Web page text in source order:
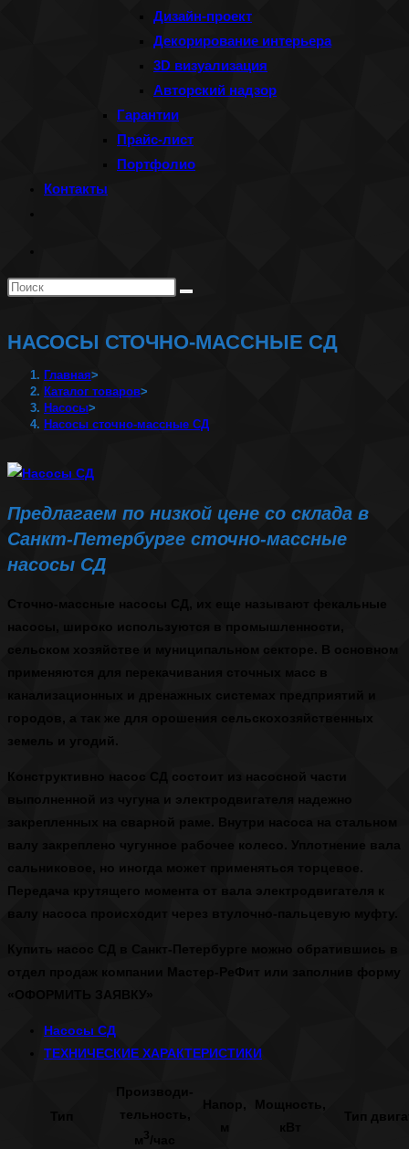
Дизайн-проект
Декорирование интерьера
3D визуализация
Авторский надзор
Гарантии
Прайс-лист
Портфолио
Контакты
веб-
Поиск
НАСОСЫ СТОЧНО-МАССНЫЕ СД
Главная>
Каталог товаров>
Насосы>
Насосы сточно-массные СД
Предлагаем по низкой цене со склада в
Санкт-Петербурге сточно-массные
насосы СД
Сточно-массные насосы СД , их еще называют
фекальные
насосы
, широко используются в промышленности,
сельском хозяйстве и муниципальном секторе. В основном
применяются для перекачивания сточных масс в
канализационных и дренажных системах предприятий и
городов, а так же для орошения сельскохозяйственных
земель и угодий.
Конструктивно насос СД
состоит из насосной части
выполненной из чугуна и электродвигателя надежно
закрепленных на сварной раме. Внутри насоса на стальном
валу закреплено чугунное рабочее колесо. Уплотнение вала
сальниковое, но иногда может применяться торцевое.
Передача крутящего момента от вала электродвигателя к
валу насоса происходит через втулочно-пальцевую муфту.
Купить насос СД в Санкт-Петербурге
можно обратившись в
отдел продаж компании Мастер-РеФит или заполнив форму
«ОФОРМИТЬ ЗАЯВКУ»
Насосы СД
ТЕХНИЧЕСКИЕ ХАРАКТЕРИСТИКИ
тельность,
м3 /час
Напор,
Тип